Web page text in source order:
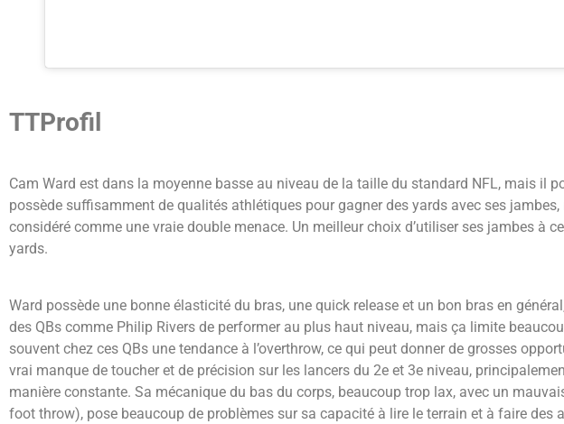
TTProfil
Cam Ward est dans la moyenne basse au niveau de la taille du standard NFL, mais il
possède suffisamment de qualités athlétiques pour gagner des yards avec ses
considéré comme une vraie double menace. Un meilleur choix d’utiliser ses jambes à
yards.
Ward possède une bonne élasticité du bras, une quick release et un bon bras en
des QBs comme Philip Rivers de performer au plus haut niveau, mais ça limite
souvent chez ces QBs une tendance à l’overthrow, ce qui peut donner de grosses
vrai manque de toucher et de précision sur les lancers du 2e et 3e niveau,
manière constante. Sa mécanique du bas du corps, beaucoup trop lax, avec un
foot throw), pose beaucoup de problèmes sur sa capacité à lire le terrain et à faire